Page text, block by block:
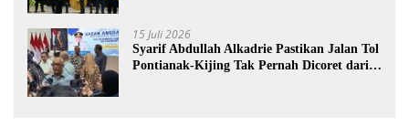
15 Juli 2026
Syarif Abdullah Alkadrie Pastikan Jalan Tol
Pontianak-Kijing Tak Pernah Dicoret dari